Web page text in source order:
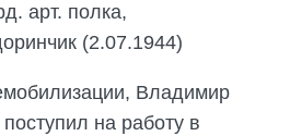
арт. полка,
(2.07.1944)
Владимир
на работу в